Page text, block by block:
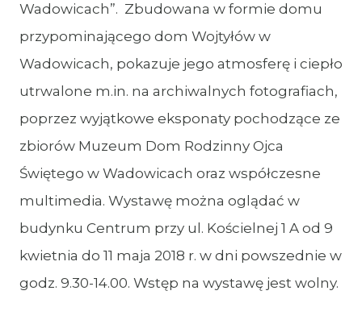
Wadowicach”. Zbudowana w formie domu
przypominającego dom Wojtyłów w
Wadowicach, pokazuje jego atmosferę i ciepło
utrwalone m.in. na archiwalnych fotografiach,
poprzez wyjątkowe eksponaty pochodzące ze
zbiorów Muzeum Dom Rodzinny Ojca
Świętego w Wadowicach oraz współczesne
multimedia. Wystawę można oglądać w
budynku Centrum przy ul. Kościelnej 1 A od 9
kwietnia do 11 maja 2018 r. w dni powszednie w
godz. 9.30-14.00. Wstęp na wystawę jest wolny.